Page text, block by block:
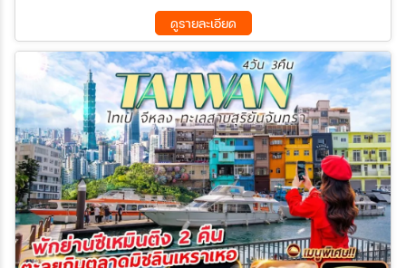
หยวน – สนามบินสุวรรณภูมิ VZ569 (19.45-22.45)
02 ต.ค. 69 - 05 ต.ค. 69
15 ต.ค. 69 - 18 ต.ค. 69
17 ต.ค. 69 - 20 ต.ค. 69
ดูรายละเอียด